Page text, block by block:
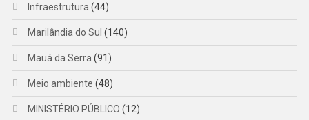
Infraestrutura (44)
Marilândia do Sul (140)
Mauá da Serra (91)
Meio ambiente (48)
MINISTÉRIO PÚBLICO (12)